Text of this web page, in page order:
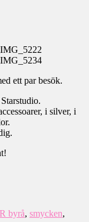
ett par besök.
i silver, i
byrå, smycken,